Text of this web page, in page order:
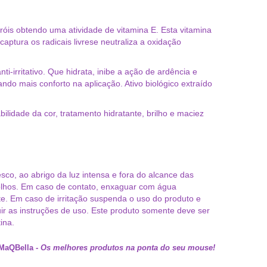
obtendo uma atividade de vitamina E. Esta vitamina
os radicais livrese neutraliza a oxidação
irritativo. Que hidrata, inibe a ação de ardência e
mais conforto na aplicação. Ativo biológico extraído
da cor, tratamento hidratante, brilho e maciez
ao abrigo da luz intensa e fora do alcance das
Em caso de contato, enxaguar com água
Em caso de irritação suspenda o uso do produto e
as instruções de uso. Este produto somente deve ser
- Os melhores produtos na ponta do seu mouse!